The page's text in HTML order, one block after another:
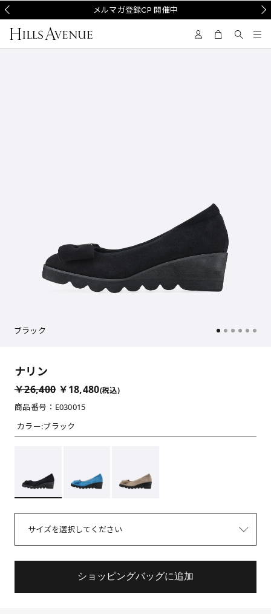
メルマガ登録CP 開催中
ブラック
ナリン
￥26,400 ￥18,480(税込)
商品番号：E030015
カラー:ブラック
サイズを選択してください
ショッピングバッグに追加